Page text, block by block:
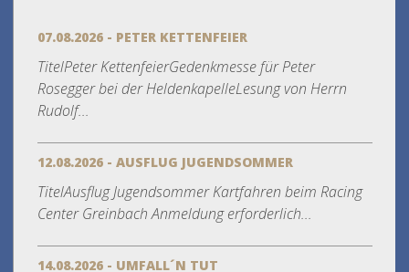
07.08.2026 - PETER KETTENFEIER
TitelPeter KettenfeierGedenkmesse für Peter
Rosegger bei der HeldenkapelleLesung von Herrn
Rudolf...
12.08.2026 - AUSFLUG JUGENDSOMMER
TitelAusflug Jugendsommer Kartfahren beim Racing
Center Greinbach Anmeldung erforderlich...
14.08.2026 - UMFALL´N TUT